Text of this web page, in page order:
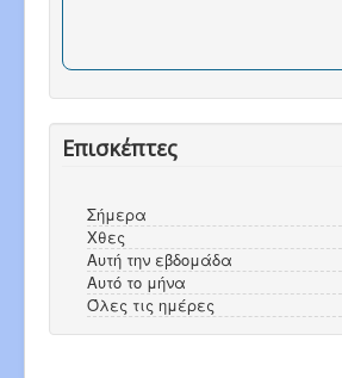
Επισκέπτες
Σήμερα
Χθες
Αυτή την εβδομάδα
Αυτό το μήνα
Όλες τις ημέρες